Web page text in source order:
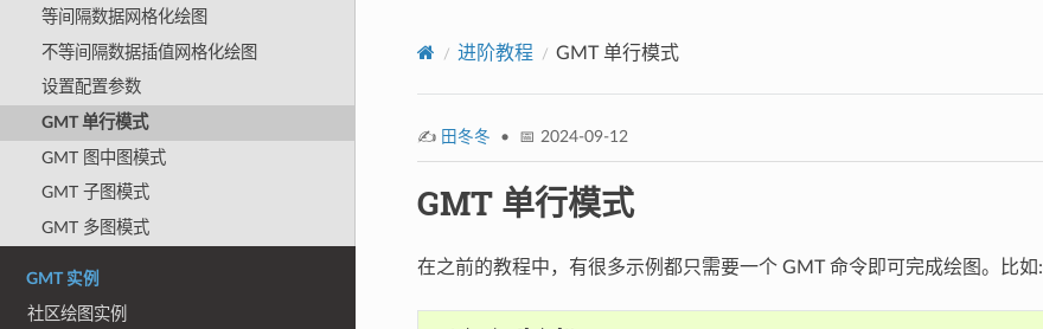
等间隔数据网格化绘图
不等间隔数据插值网格化绘图
设置配置参数
GMT 单行模式
GMT 图中图模式
GMT 子图模式
GMT 多图模式
GMT 实例
社区绘图实例
进阶教程 GMT 单行模式
✍️ 田冬冬 • 📅 2024-09-12
GMT 单行模式
在之前的教程中，有很多示例都只需要一个 GMT 命令即可完成绘图。比如: